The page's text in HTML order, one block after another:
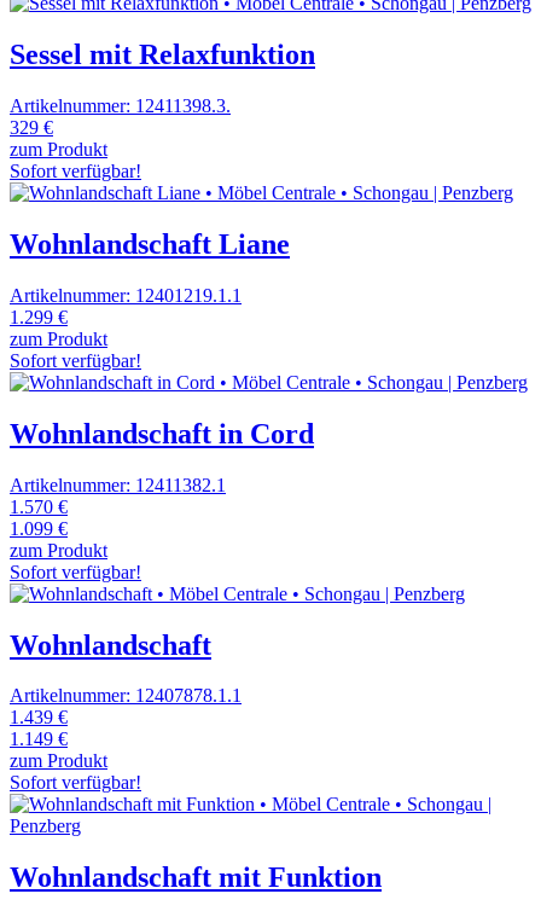
Sessel mit Relaxfunktion
Artikelnummer: 12411398.3.
329 €
zum Produkt
Sofort verfügbar!
Wohnlandschaft Liane
Artikelnummer: 12401219.1.1
1.299 €
zum Produkt
Sofort verfügbar!
Wohnlandschaft in Cord
Artikelnummer: 12411382.1
1.570 €
1.099 €
zum Produkt
Sofort verfügbar!
Wohnlandschaft
Artikelnummer: 12407878.1.1
1.439 €
1.149 €
zum Produkt
Sofort verfügbar!
Wohnlandschaft mit Funktion